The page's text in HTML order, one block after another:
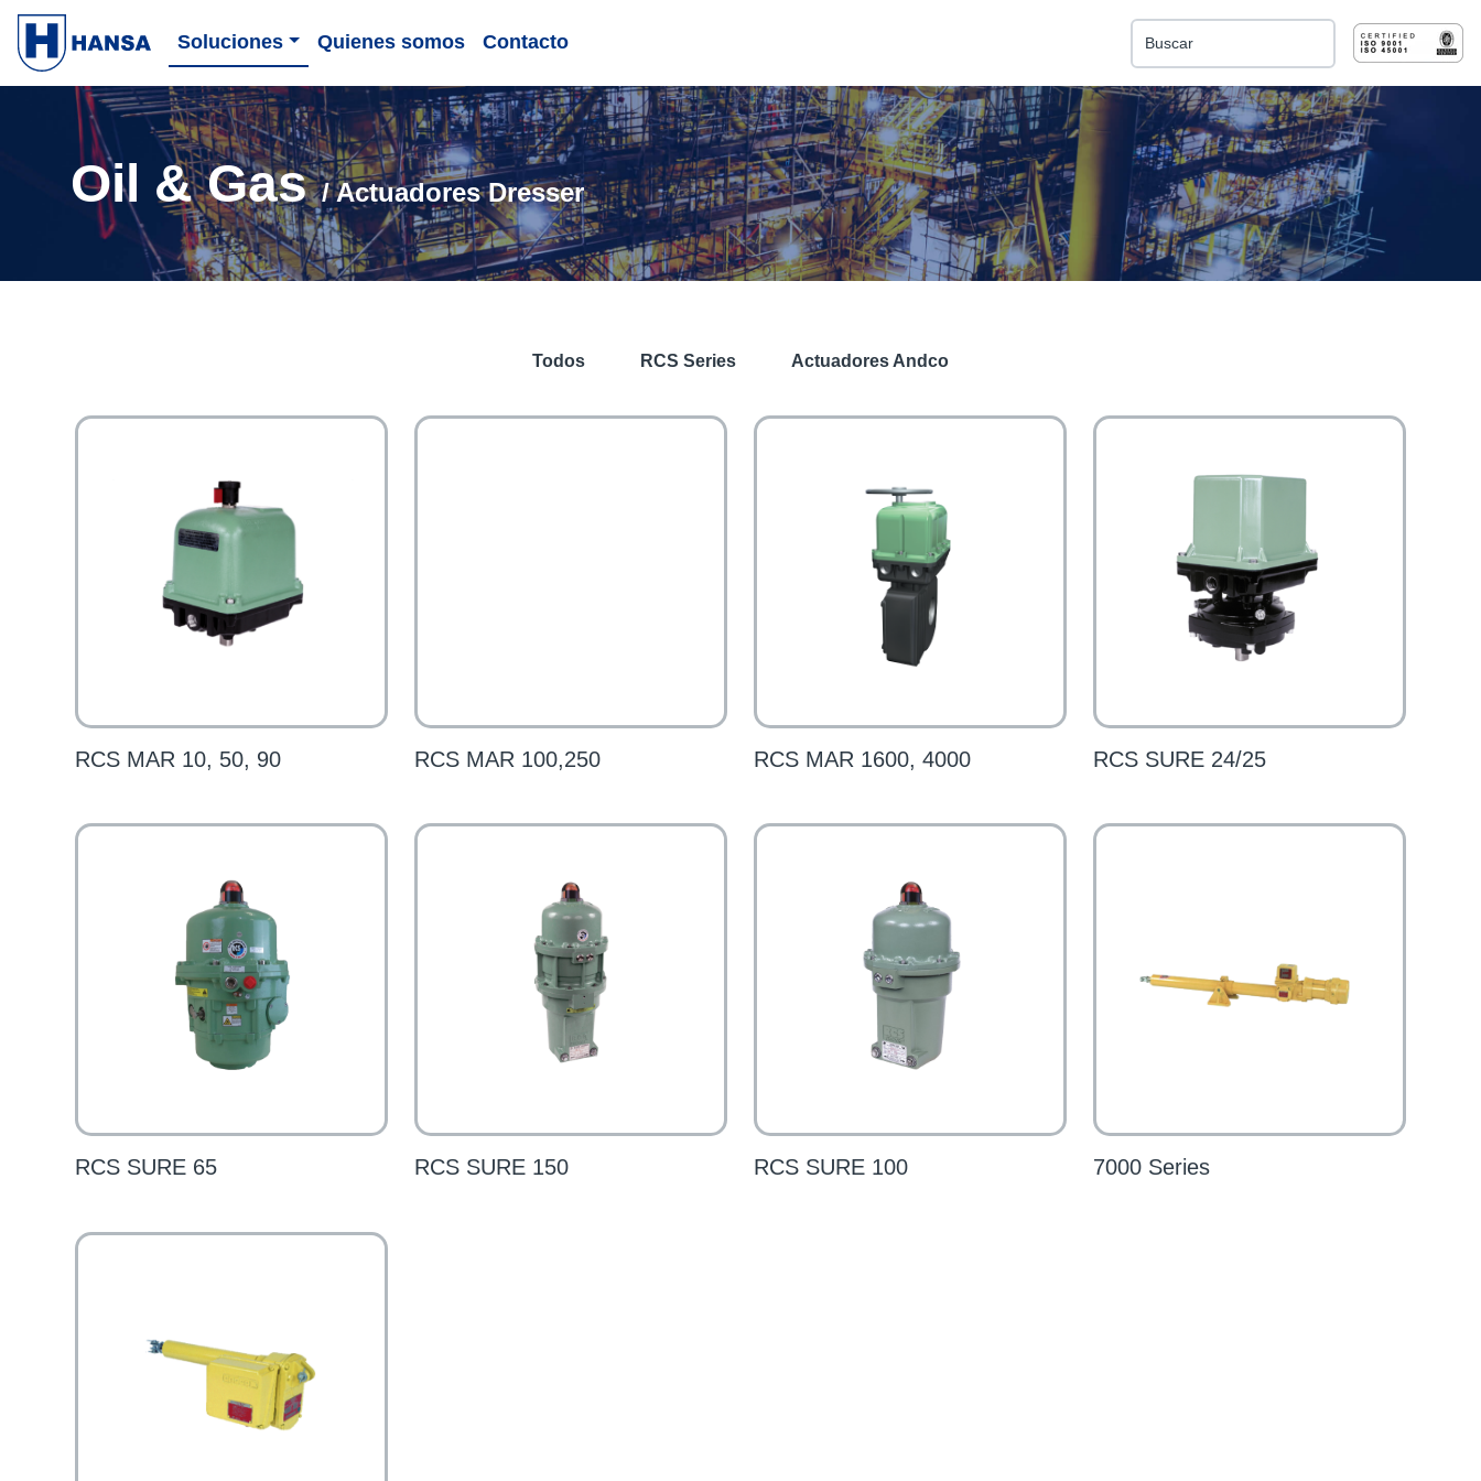
Soluciones Quienes somos Contacto
Esto es un campo de búsqueda con una función
No hay sugerencias porque el campo de
Oil & Gas/ Actuadores Dresser
Todos RCS Series Actuadores Andco
RCS MAR 10, 50, 90 RCS MAR 100,250 RCS MAR 1600, 4000 RCS SURE 24/25
RCS SURE 65 RCS SURE 150 RCS SURE 100 7000 Series